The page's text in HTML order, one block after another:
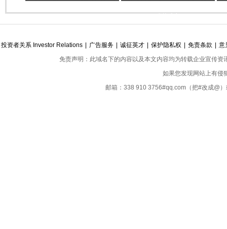
投资者关系 Investor Relations 广告服务 诚征英才 保护隐私权 免责条款
意
免责声明：此域名下的内容以及本文内容均为转载企业宣传
如果您发现网站上有侵
邮箱：338 910 3756#qq.com（把#改成@